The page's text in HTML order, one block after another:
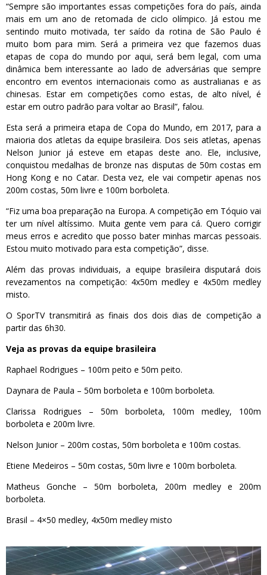
“Sempre são importantes essas competições fora do país, ainda
mais em um ano de retomada de ciclo olímpico. Já estou me
sentindo muito motivada, ter saído da rotina de São Paulo é
muito bom para mim. Será a primeira vez que fazemos duas
etapas de copa do mundo por aqui, será bem legal, com uma
dinâmica bem interessante ao lado de adversárias que sempre
encontro em eventos internacionais como as australianas e as
chinesas. Estar em competições como estas, de alto nível, é
estar em outro padrão para voltar ao Brasil”, falou.
Esta será a primeira etapa de Copa do Mundo, em 2017, para a
maioria dos atletas da equipe brasileira. Dos seis atletas, apenas
Nelson Junior já esteve em etapas deste ano. Ele, inclusive,
conquistou medalhas de bronze nas disputas de 50m costas em
Hong Kong e no Catar. Desta vez, ele vai competir apenas nos
200m costas, 50m livre e 100m borboleta.
“Fiz uma boa preparação na Europa. A competição em Tóquio vai
ter um nível altíssimo. Muita gente vem para cá. Quero corrigir
meus erros e acredito que posso bater minhas marcas pessoais.
Estou muito motivado para esta competição”, disse.
Além das provas individuais, a equipe brasileira disputará dois
revezamentos na competição: 4x50m medley e 4x50m medley
misto.
O SporTV transmitirá as finais dos dois dias de competição a
partir das 6h30.
Veja as provas da equipe brasileira
Raphael Rodrigues – 100m peito e 50m peito.
Daynara de Paula – 50m borboleta e 100m borboleta.
Clarissa Rodrigues – 50m borboleta, 100m medley, 100m
borboleta e 200m livre.
Nelson Junior – 200m costas, 50m borboleta e 100m costas.
Etiene Medeiros – 50m costas, 50m livre e 100m borboleta.
Matheus Gonche – 50m borboleta, 200m medley e 200m
borboleta.
Brasil – 4×50 medley, 4x50m medley misto